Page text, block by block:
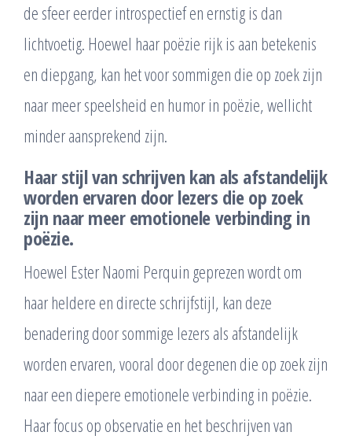
de sfeer eerder introspectief en ernstig is dan
lichtvoetig. Hoewel haar poëzie rijk is aan betekenis
en diepgang, kan het voor sommigen die op zoek zijn
naar meer speelsheid en humor in poëzie, wellicht
minder aansprekend zijn.
Haar stijl van schrijven kan als afstandelijk
worden ervaren door lezers die op zoek
zijn naar meer emotionele verbinding in
poëzie.
Hoewel Ester Naomi Perquin geprezen wordt om
haar heldere en directe schrijfstijl, kan deze
benadering door sommige lezers als afstandelijk
worden ervaren, vooral door degenen die op zoek zijn
naar een diepere emotionele verbinding in poëzie.
Haar focus op observatie en het beschrijven van